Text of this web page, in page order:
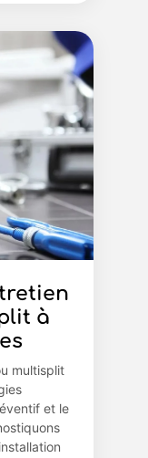
à
multisplit
et le